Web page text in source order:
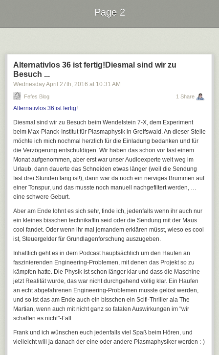
sind, kann man nur hoffen, dass sie tatsächlich in das RITTER SPORT
Eigentlich hat jede Sorte in unserem Sortiment eine feste Farbe –
mit bunten Quadraten geschmückt – sieht auch richtig gut aus, oder?
Für alle unter euch, die immer wieder etwas Neues ausprobieren wollen,
sind unsere Testtafeln also ein echter Juwel. Es heißt also schnell
zugreifen und immer wieder neue, leckere Sorten entdecken!
Habt ihr vielleicht schon mal eine unserer Testtafeln probiert? Schreibt
uns doch, welche Sorte das war und wie sie euch geschmeckt hat!
Page 2
Alternativlos 36 ist fertig!Diesmal sind wir zu
Besuch ...
Wednesday April 27th, 2016 at 10:31 AM
Fefes Blog 1 Share
Alternativlos 36 ist fertig!
Diesmal sind wir zu Besuch beim Wendelstein 7-X, dem Experiment
beim Max-Planck-Institut für Plasmaphysik in Greifswald. An dieser Stelle
möchte ich mich nochmal herzlich für die Einladung bedanken und für
die Verzögerung entschuldigen. Wir haben das schon vor fast einem
Monat aufgenommen, aber erst war unser Audioexperte weit weg im
Urlaub, dann dauerte das Schneiden etwas länger (weil die Sendung
fast drei Stunden lang ist!), dann war da noch ein nerviges Brummen auf
einer Tonspur, und das musste noch manuell nachgefiltert werden, …
eine schwere Geburt.
Aber am Ende lohnt es sich sehr, finde ich, jedenfalls wenn ihr auch nur
ein kleines bisschen technikaffin seid oder die Sendung mit der Maus
cool fandet. Oder wenn ihr mal jemandem erklären müsst, wieso es cool
ist, Steuergelder für Grundlagenforschung auszugeben.
Inhaltlich geht es in dem Podcast hauptsächlich um den Haufen an
faszinierenden Engineering-Problemen, mit denen das Projekt so zu
kämpfen hatte. Die Physik ist schon länger klar und dass die Maschine
jetzt Realität wurde, das war nicht durchgehend völlig klar. Ein Haufen
an echt abgefahrenen Engineering-Problemen musste gelöst werden,
und so ist das am Ende auch ein bisschen ein Scifi-Thriller ala The
Martian, wenn auch mit nicht ganz so fatalen Auswirkungen im "wir
schaffen es nicht"-Fall.
Frank und ich wünschen euch jedenfalls viel Spaß beim Hören, und
vielleicht will ja danach der eine oder andere Plasmaphysiker werden :-)